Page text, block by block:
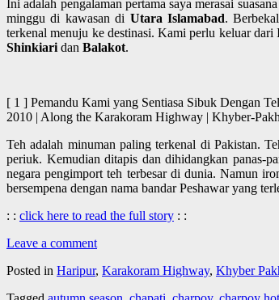
Ini adalah pengalaman pertama saya merasai
minggu di kawasan di Utara Islamabad.
terkenal menuju ke destinasi. Kami perlu keluar dari
Shinkiari dan Balakot.
[ 1 ] Pemandu Kami yang Sentiasa Sibuk Dengan
2010 | Along the Karakoram Highway | Khyber-
Teh adalah minuman paling terkenal di Pakistan.
periuk. Kemudian ditapis dan dihidangkan panas-
negara pengimport teh terbesar di dunia. Namun
bersempena dengan nama bandar Peshawar yang
: : click here to read the full story : :
Leave a comment
Posted in Haripur, Karakoram Highway, Khyber